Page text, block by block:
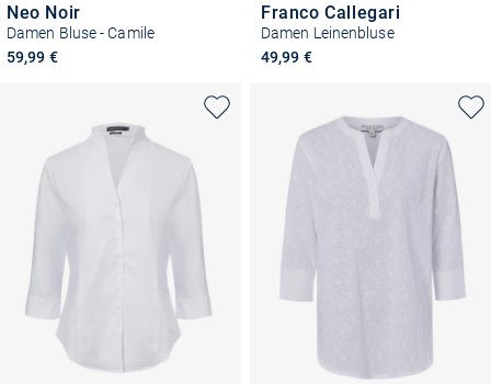
Neo Noir
Damen Bluse - Camile
59,99 €
Franco Callegari
Damen Leinenbluse
49,99 €